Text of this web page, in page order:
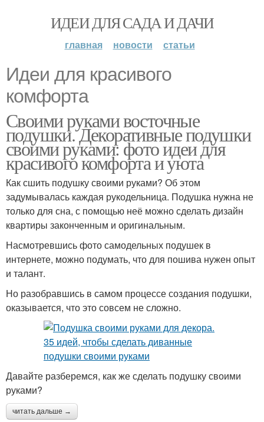
ИДЕИ ДЛЯ САДА И ДАЧИ
главная новости статьи
Идеи для красивого
комфорта
Своими руками восточные
подушки. Декоративные подушки
своими руками: фото идеи для
красивого комфорта и уюта
Как сшить подушку своими руками? Об этом
задумывалась каждая рукодельница. Подушка нужна не
только для сна, с помощью неё можно сделать дизайн
квартиры законченным и оригинальным.
Насмотревшись фото самодельных подушек в
интернете, можно подумать, что для пошива нужен опыт
и талант.
Но разобравшись в самом процессе создания подушки,
оказывается, что это совсем не сложно.
Давайте разберемся, как же сделать подушку своими
руками?
читать дальше →